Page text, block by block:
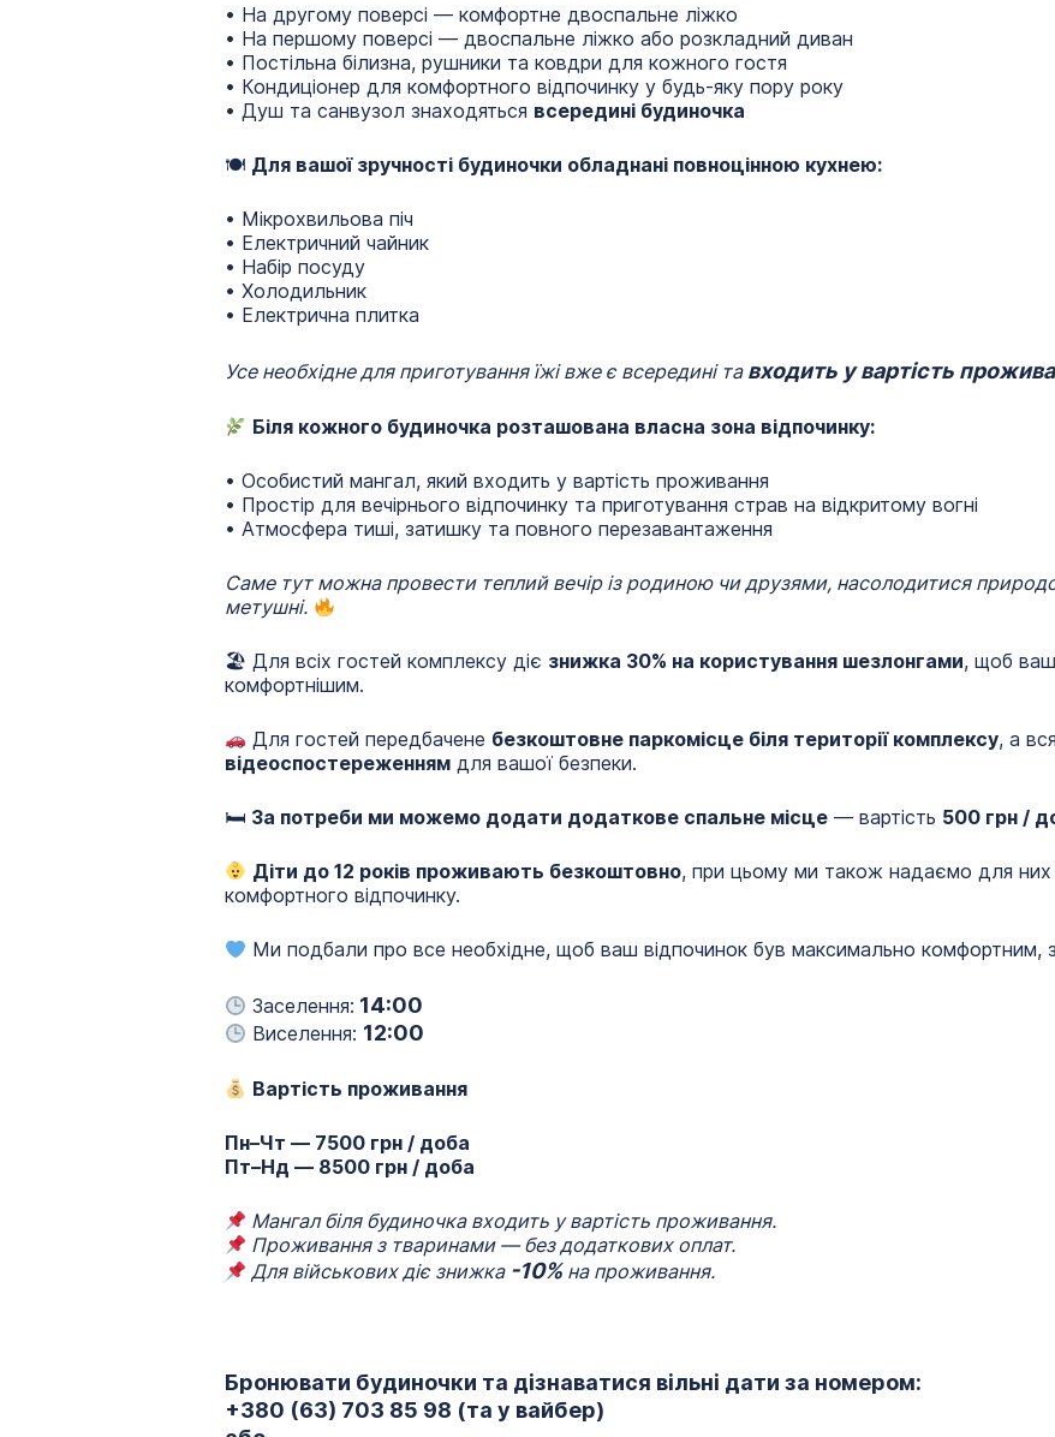
• На другому поверсі — комфортне двоспальне ліжко
• На першому поверсі — двоспальне ліжко або розкладний диван
• Постільна білизна, рушники та ковдри для кожного гостя
• Кондиціонер для комфортного відпочинку у будь-яку пору року
• Душ та санвузол знаходяться всередині будиночка
🍽 Для вашої зручності будиночки обладнані повноцінною кухнею:
• Мікрохвильова піч
• Електричний чайник
• Набір посуду
• Холодильник
• Електрична плитка
Усе необхідне для приготування їжі вже є всередині та входить у вартість
Біля кожного будиночка розташована власна зона відпочинку:
• Особистий мангал, який входить у вартість проживання
• Простір для вечірнього відпочинку та приготування страв на відкритому вогні
• Атмосфера тиші, затишку та повного перезавантаження
Саме тут можна провести теплий вечір із родиною чи друзями, насолодитися
метушні.
🏖 Для всіх гостей комплексу діє знижка 30% на користування шезлонгами, щоб
комфортнішим.
Для гостей передбачене безкоштовне паркомісце біля території комплексу, а
відеоспостереженням для вашої безпеки.
🛏 За потреби ми можемо додати додаткове спальне місце — вартість 500 грн /
Діти до 12 років проживають безкоштовно, при цьому ми також надаємо для них
комфортного відпочинку.
Ми подбали про все необхідне, щоб ваш відпочинок був максимально комфортним,
Заселення: 14:00
Виселення: 12:00
Вартість проживання
Пн–Чт — 7500 грн / доба
Пт–Нд — 8500 грн / доба
Мангал біля будиночка входить у вартість проживання.
Проживання з тваринами — без додаткових оплат.
Для військових діє знижка -10%на проживання.
Бронювати будиночки та дізнаватися вільні дати за номером:
+380 (63) 703 85 98 (та у вайбер)